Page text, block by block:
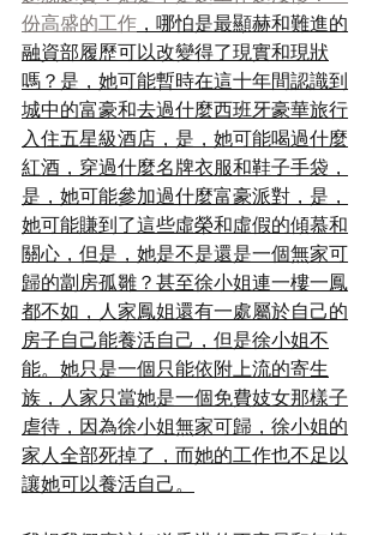
份高盛的工作 ，哪怕是最顯赫和難進的
融資部履歷可以改變得了現實和現狀
嗎？是，她可能暫時在這十年間認識到
城中的富豪和去過什麼西班牙豪華旅行
入住五星級酒店，是，她可能喝過什麼
紅酒，穿過什麼名牌衣服和鞋子手袋，
是，她可能參加過什麼富豪派對，是，
她可能賺到了這些虛榮和虛假的傾慕和
關心，但是，她是不是還是一個無家可
歸的劏房孤雛？甚至徐小姐連一樓一鳳
都不如，人家鳳姐還有一處屬於自己的
房子自己能養活自己，但是徐小姐不
能。她只是一個只能依附上流的寄生
族，人家只當她是一個免費妓女那樣子
虐待，因為徐小姐無家可歸，徐小姐的
家人全部死掉了，而她的工作也不足以
讓她可以養活自己。